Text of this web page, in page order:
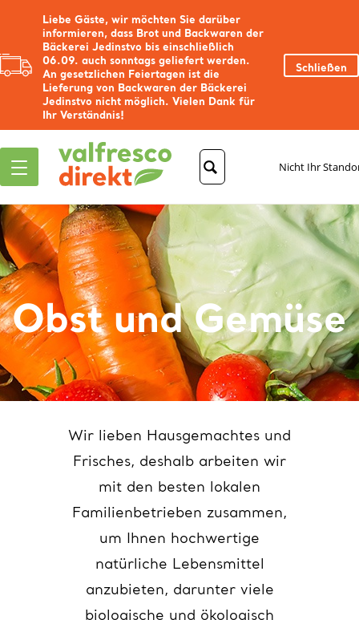
Liebe Gäste, wir möchten Sie darüber
informieren, dass Brot und Backwaren der
Bäckerei Jedinstvo bis einschließlich
06.09. auch sonntags geliefert werden.
An gesetzlichen Feiertagen ist die
Lieferung von Backwaren der Bäckerei
Jedinstvo nicht möglich. Vielen Dank für
Ihr Verständnis!
Schließen
Nicht Ihr
Obst und Gemüse
Wir lieben Hausgemachtes und
Frisches, deshalb arbeiten wir
mit den besten lokalen
Familienbetrieben zusammen,
um Ihnen hochwertige
natürliche Lebensmittel
anzubieten, darunter viele
biologische und ökologisch